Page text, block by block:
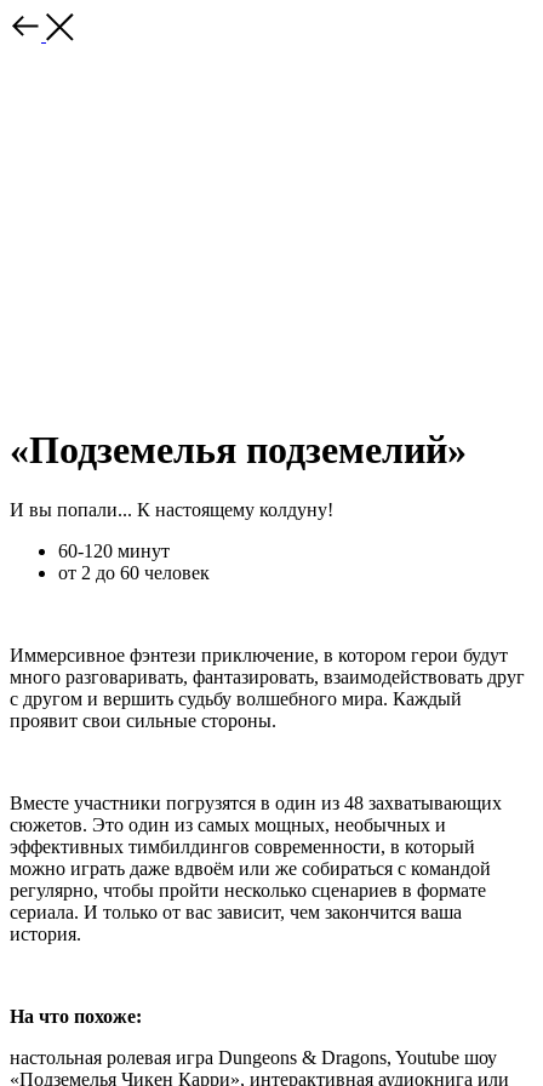
«Подземелья подземелий»
И вы попали... К настоящему колдуну!
60-120 минут
от 2 до 60 человек
Иммерсивное фэнтези приключение, в котором герои будут
много разговаривать, фантазировать, взаимодействовать друг
с другом и вершить судьбу волшебного мира. Каждый
проявит свои сильные стороны.
Вместе участники погрузятся в один из 48 захватывающих
сюжетов. Это один из самых мощных, необычных и
эффективных тимбилдингов современности, в который
можно играть даже вдвоём или же собираться с командой
регулярно, чтобы пройти несколько сценариев в формате
сериала. И только от вас зависит, чем закончится ваша
история.
На что похоже:
настольная ролевая игра Dungeons & Dragons, Youtube шоу
«Подземелья Чикен Карри», интерактивная аудиокнига или